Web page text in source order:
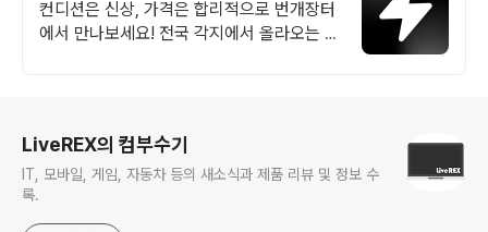
드 중고거래
컨디션은 신상, 가격은 합리적으로 번개장터
에서 만나보세요! 전국 각지에서 올라오는 전
LiveREX의 컴부수기
IT, 모바일, 게임, 자동차 등의 새소식과 제품 리뷰 및 정보 수
록.